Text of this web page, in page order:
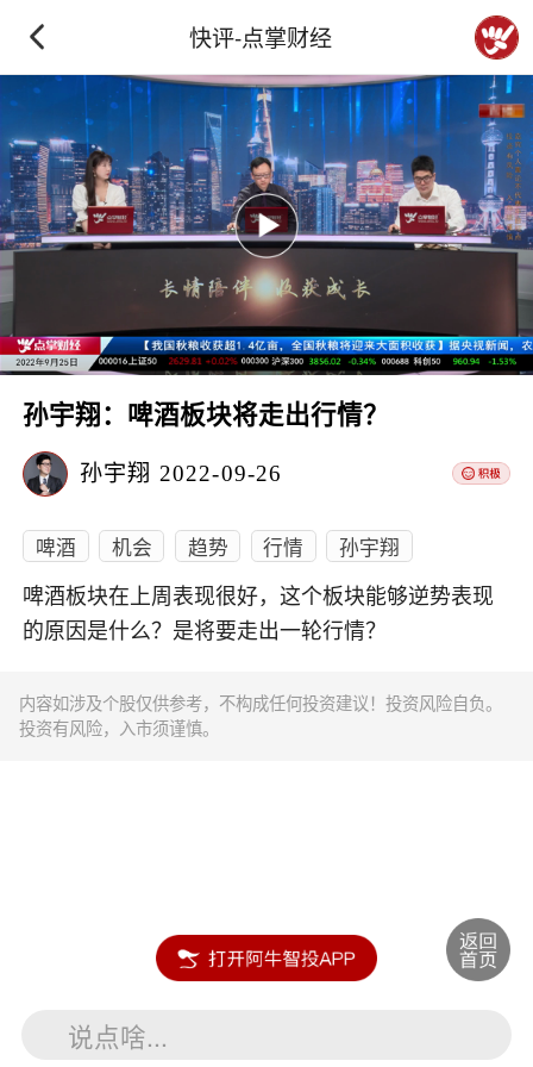
快评-点掌财经
孙宇翔：啤酒板块将走出行情？
孙宇翔 2022-09-26
啤酒 机会 趋势 行情 孙宇翔
啤酒板块在上周表现很好，这个板块能够逆势表现
的原因是什么？是将要走出一轮行情？
内容如涉及个股仅供参考，不构成任何投资建议！投资风险自负。
投资有风险，入市须谨慎。
说点啥...